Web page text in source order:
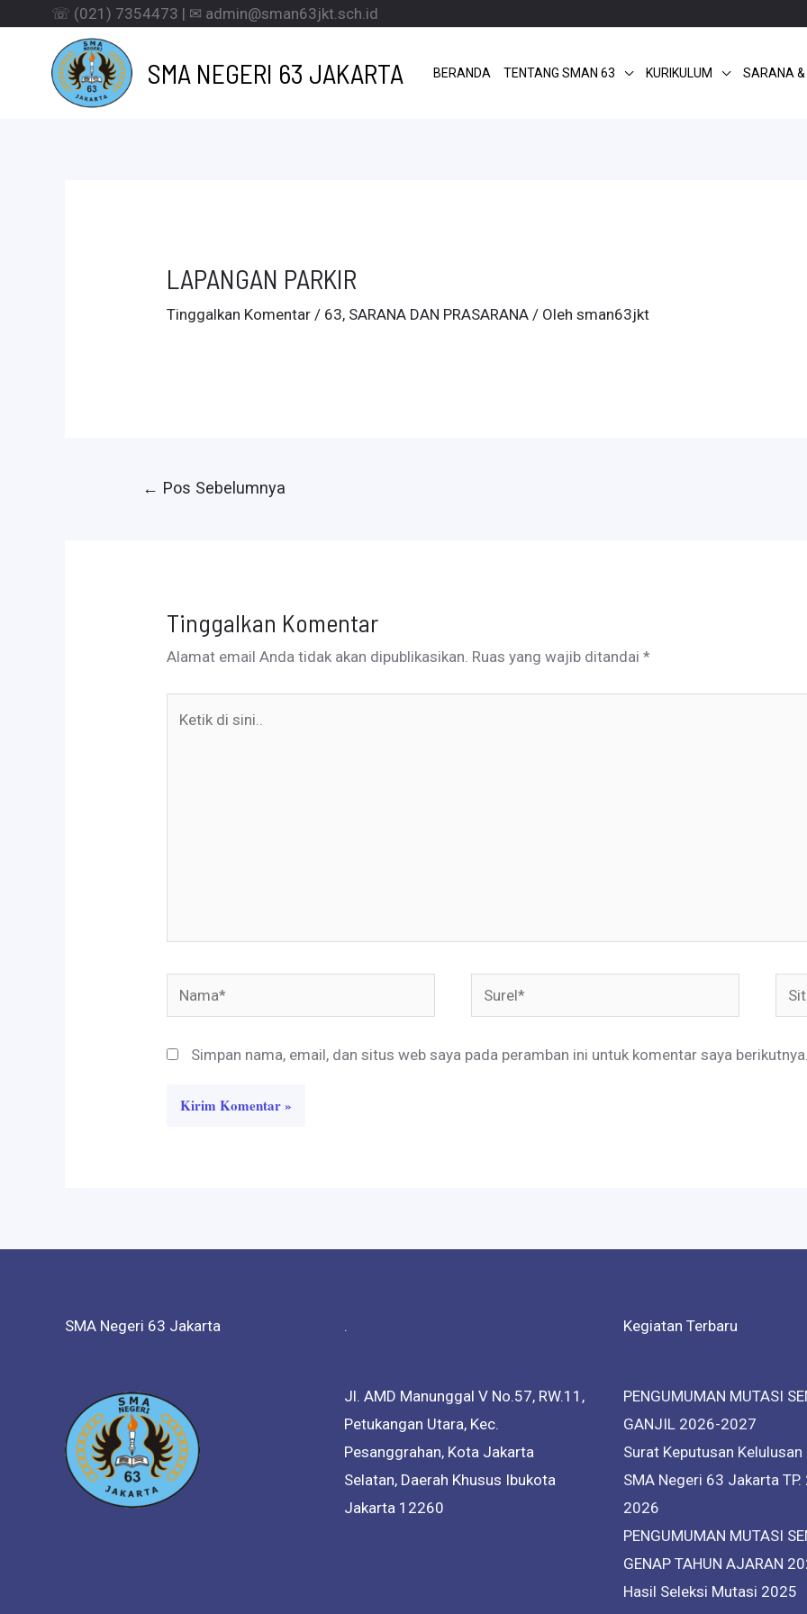
☏ (021) 7354473 | ✉ admin@sman63jkt.sch.id
SMA NEGERI 63 JAKARTA BERANDA TENTANG SMAN 63 KURIKULUM SARANA
LAPANGAN PARKIR
Tinggalkan Komentar / 63, SARANA DAN PRASARANA / Olehsman63jkt
Navigasi
← Pos Sebelumnya
Tinggalkan Komentar
Alamat email Anda tidak akan dipublikasikan. Ruas yang wajib ditandai*
Nama* Surel*
web
Simpan nama, email, dan situs web saya pada peramban ini untuk komentar saya
SMA Negeri 63 Jakarta .
Jl. AMD Manunggal V No.57, RW.11,
Petukangan Utara, Kec.
Pesanggrahan, Kota Jakarta
Selatan, Daerah Khusus Ibukota
Jakarta 12260
Kegiatan Terbaru
PENGUMUMAN MUTASI
GANJIL 2026-2027
Surat Keputusan
SMA Negeri 63 Jakarta
2026
PENGUMUMAN MUTASI
GENAP TAHUN AJARAN
Hasil Seleksi Mutasi 2025